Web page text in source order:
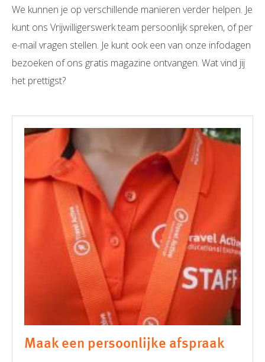
We kunnen je op verschillende manieren verder helpen. Je
kunt ons Vrijwilligerswerk team persoonlijk spreken, of per
e-mail vragen stellen. Je kunt ook een van onze infodagen
bezoeken of ons gratis magazine ontvangen. Wat vind jij
het prettigst?
Maak een persoonlijke afspraak